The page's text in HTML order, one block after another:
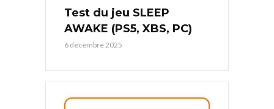
Test du jeu SLEEP
AWAKE (PS5, XBS, PC)
6 décembre 2025